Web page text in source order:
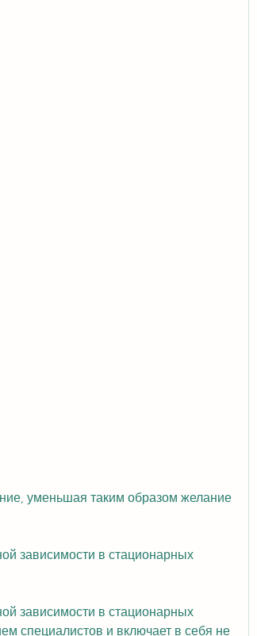
зависимости в стационарных
зависимости в стационарных
специалистов и включает в себя не